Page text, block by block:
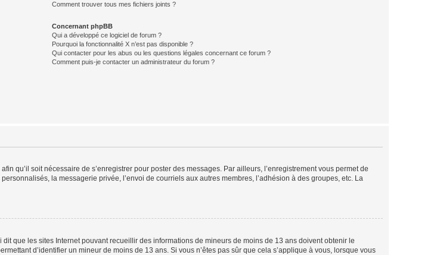
Comment trouver tous mes fichiers joints ?
Concernant phpBB
Qui a développé ce logiciel de forum ?
Pourquoi la fonctionnalité X n’est pas disponible ?
Qui contacter pour les abus ou les questions légales concernant ce forum ?
Comment puis-je contacter un administrateur du forum ?
qu’il soit nécessaire de s’enregistrer pour poster des messages. Par ailleurs, l’enregistrement vous permet de
la messagerie privée, l’envoi de courriels aux autres membres, l’adhésion à des groupes, etc. La
que les sites Internet pouvant recueillir des informations de mineurs de moins de 13 ans doivent obtenir le
d’identifier un mineur de moins de 13 ans. Si vous n’êtes pas sûr que cela s’applique à vous, lorsque vous